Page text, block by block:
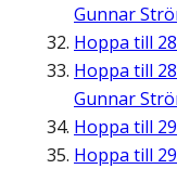
Gunnar
Hoppa till
Hoppa till
Gunnar
Hoppa till
Hoppa till